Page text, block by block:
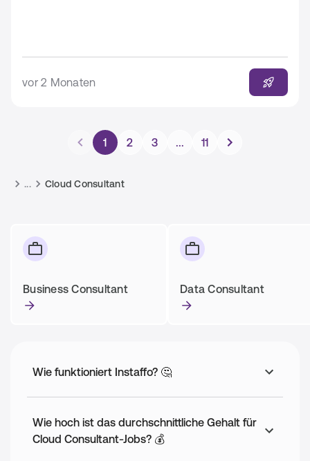
vor 2 Monaten
1 2 3 ... 11
... Cloud Consultant
Business Consultant Data Consultant
Wie funktioniert Instaffo? 🤔
Wie hoch ist das durchschnittliche Gehalt für
Cloud Consultant-Jobs? 💰